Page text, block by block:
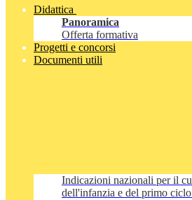
Didattica
Panoramica
Offerta formativa
Progetti e concorsi
Documenti utili
Indicazioni nazionali per il
dell'infanzia e del primo